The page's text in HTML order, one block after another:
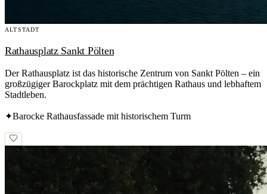
ALTSTADT
Rathausplatz Sankt Pölten
Der Rathausplatz ist das historische Zentrum von Sankt Pölten – ein
großzügiger Barockplatz mit dem prächtigen Rathaus und lebhaftem
Stadtleben.
✦Barocke Rathausfassade mit historischem Turm